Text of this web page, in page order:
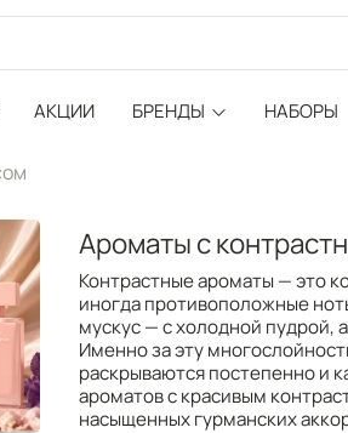
АКЦИИ БРЕНДЫ НАБОРЫ
Ароматы с
Контрастные ароматы — это
иногда противоположные
мускус — с холодной пудрой,
Именно за эту
раскрываются постепенно и
ароматов с красивым
насыщенных гурманских